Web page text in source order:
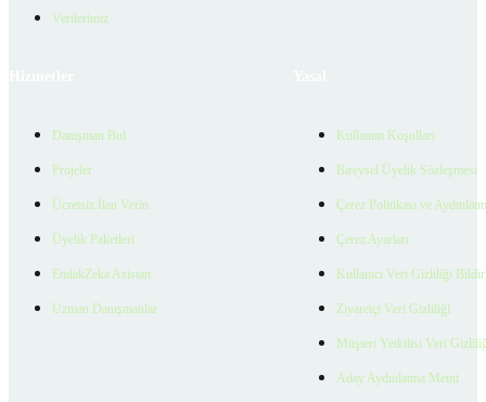
Verilerimiz
Danışman Bul
Projeler
Ücretsiz İlan Verin
Üyelik Paketleri
EmlakZeka Asistan
Uzman Danışmanlar
Kullanım Koşulları
Bireysel Üyelik Sözleşmesi
Çerez Politikası ve
Çerez Ayarları
Kullanıcı Veri Gizliliği
Ziyaretçi Veri Gizliliği
Müşteri Yetkilisi Veri
Aday Aydınlatma Metni